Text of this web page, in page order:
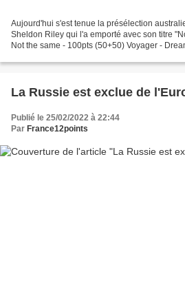
Aujourd'hui s'est tenue la présélection
Sheldon Riley qui l'a emporté avec son titre
Not the same - 100pts (50+50) Voyager -
La Russie est exclue de
Publié le 25/02/2022 à 22:44
Par France12points